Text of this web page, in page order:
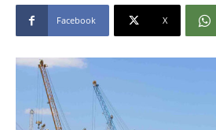
Facebook X